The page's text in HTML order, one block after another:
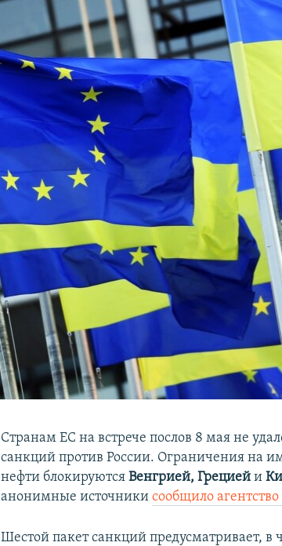
Странам ЕС на встрече послов 8 мая не
санкций против России. Ограничения на
нефти блокируютсяВенгрией, Грецией и
анонимные источникисообщило агентство
Шестой пакет санкций предусматривает, в